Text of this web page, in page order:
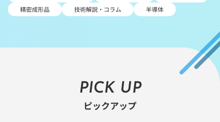
精密成形品
技術解説・コラム 半導体
PICK UP
ピックアップ